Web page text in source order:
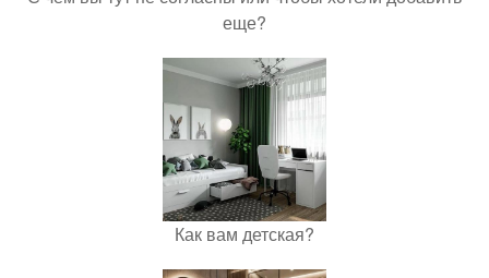
еще?
Как вам детская?